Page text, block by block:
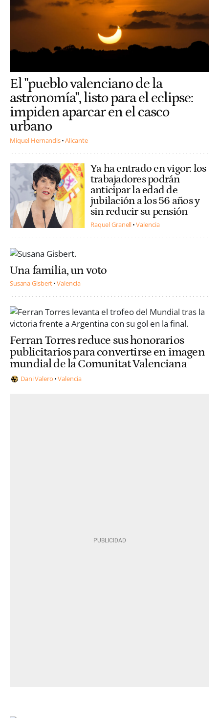
El "pueblo valenciano de la
astronomía", listo para el eclipse:
impiden aparcar en el casco
urbano
Miquel Hernandis Alicante
Ya ha entrado en vigor: los
trabajadores podrán
anticipar la edad de
jubilación a los 56 años y
sin reducir su pensión
Raquel Granell Valencia
Una familia, un voto
Susana Gisbert Valencia
Ferran Torres reduce sus honorarios
publicitarios para convertirse en imagen
mundial de la Comunitat Valenciana
Dani Valero Valencia